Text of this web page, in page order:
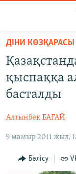
Skip
main
content
Skip
main
Skip
Search
САЯСАТ
AZATTYQTV
АДАМ
ӘЛЕУМЕТ
ӘЛЕМ
ДІНИ
қыспаққа
басталды
Алтынбек БАҒАЙ
9 мамыр 2011 жыл,
Бөлісу